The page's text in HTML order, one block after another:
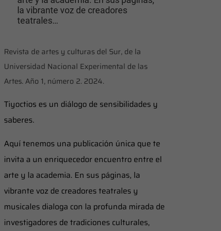
la vibrante voz de creadores
teatrales…
Revista de artes y culturas del Sur, de la
Universidad Nacional Experimental de las
Artes. Año 1, número 2. 2024.
Tiyoctios es un diálogo de sensibilidades y
saberes.
Aquí tenemos una publicación única que te
invita a un enriquecedor encuentro entre el
arte y la academia. En sus páginas, la
vibrante voz de creadores teatrales y
musicales dialoga con la profunda mirada de
investigadores de tradiciones culturales,